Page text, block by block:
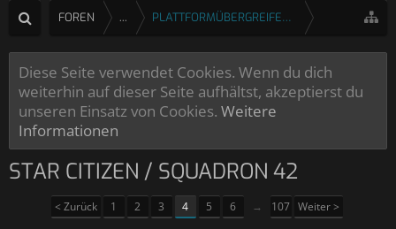
FOREN ... PLATTFORMÜBERGREIFENDE SPIELE
Diese Seite verwendet Cookies. Wenn du dich
weiterhin auf dieser Seite aufhältst, akzeptierst du
unseren Einsatz von Cookies. Weitere
Informationen
STAR CITIZEN / SQUADRON 42
< Zurück 1 2 3 4 5 6 → 107 Weiter >